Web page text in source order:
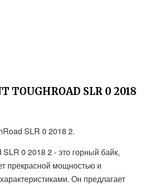
SLR 0 2018
SLR 0 2018 2.
0 2018 2 - это горный байк,
прекрасной мощностью и
Он предлагает